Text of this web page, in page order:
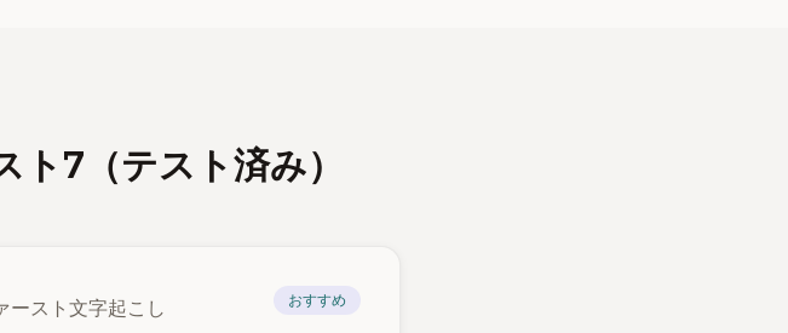
7（テスト済み）
ースト文字起こし おすすめ